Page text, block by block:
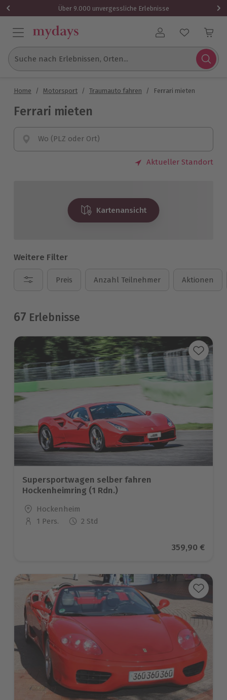
Über 9.000 unvergessliche Erlebnisse
Benutzerkonto
Suche nach Erlebnissen, Orten...
Home / Motorsport / Traumauto fahren / Ferrari mieten
Ferrari mieten
Wo (PLZ oder Ort)
Aktueller Standort
Kartenansicht
Weitere Filter
Preis Anzahl Teilnehmer Aktionen
67 Erlebnisse
Supersportwagen selber fahren
Hockenheimring (1 Rdn.)
Standort
Hockenheim
Anzahl der Teilnehmer
1 Pers. 2 Std
Aktueller
359,90 €